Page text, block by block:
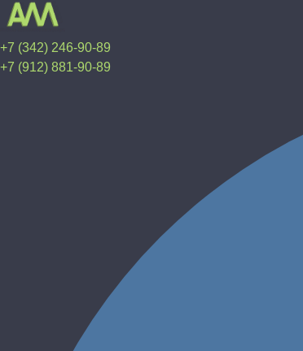
+7 (342) 246-90-89
+7 (912) 881-90-89